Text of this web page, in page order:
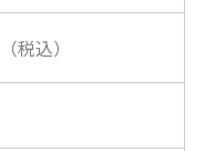
（税込）